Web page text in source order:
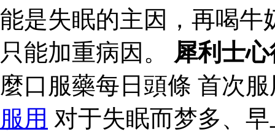
能是失眠的主因，再喝牛
只能加重病因。 犀利士
麼口服藥每日頭條 首次
服用 对于失眠而梦多、